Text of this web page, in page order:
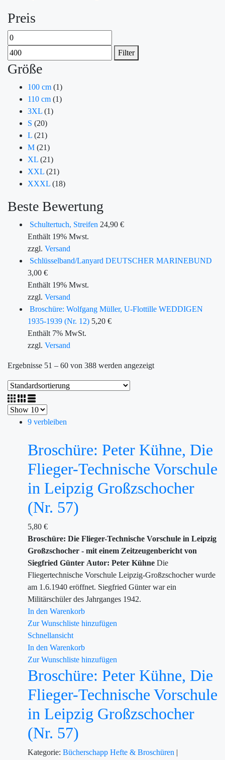
Preis
Filter
Größe
100 cm (1)
110 cm (1)
3XL (1)
S (20)
L (21)
M (21)
XL (21)
XXL (21)
XXXL (18)
Beste Bewertung
Schultertuch, Streifen 24,90 €
Enthält 19% Mwst.
zzgl. Versand
Schlüsselband/Lanyard DEUTSCHER MARINEBUND
3,00 €
Enthält 19% Mwst.
zzgl. Versand
Broschüre: Wolfgang Müller, U-Flottille WEDDIGEN
1935-1939 (Nr. 12) 5,20 €
Enthält 7% MwSt.
zzgl. Versand
Ergebnisse 51 – 60 von 388 werden angezeigt
9 verbleiben
Broschüre: Peter Kühne, Die
Flieger-Technische Vorschule
in Leipzig Großzschocher
(Nr. 57)
5,80 €
Broschüre: Die Flieger-Technische Vorschule in Leipzig
Großzschocher - mit einem Zeitzeugenbericht von
Siegfried Günter Autor: Peter Kühne Die
Fliegertechnische Vorschule Leipzig-Großzschocher wurde
am 1.6.1940 eröffnet. Siegfried Günter war ein
Militärschüler des Jahrganges 1942.
In den Warenkorb
Zur Wunschliste hinzufügen
Schnellansicht
In den Warenkorb
Zur Wunschliste hinzufügen
Broschüre: Peter Kühne, Die
Flieger-Technische Vorschule
in Leipzig Großzschocher
(Nr. 57)
Kategorie: Bücherschapp Hefte & Broschüren |